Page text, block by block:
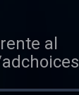
al